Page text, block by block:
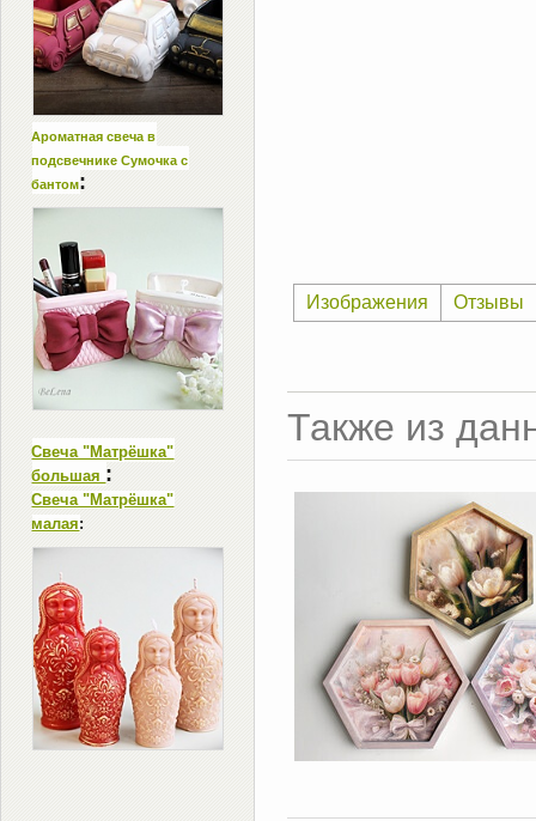
Изображения Отзывы
Также из
Ароматная свеча в
подсвечнике Сумочка с
бантом:
Свеча "Матрёшка"
большая :
Свеча "Матрёшка"
малая: